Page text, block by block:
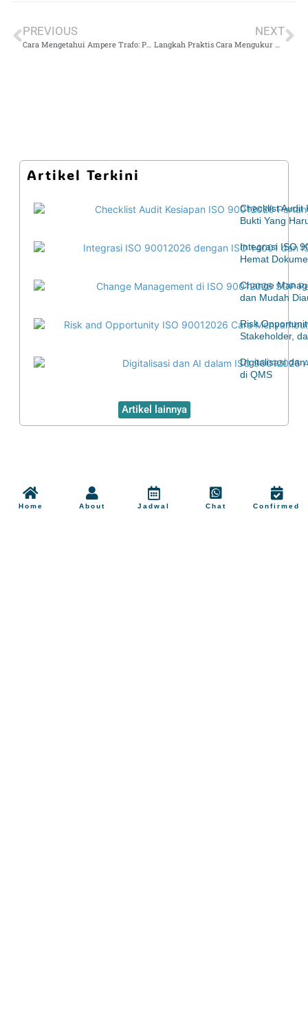
PREVIOUS
Cara Mengetahui Ampere Trafo: Perbandingan Alat Ukur Clamp Meter vs Multimeter
NEXT
Langkah Praktis Cara Mengukur Komponen Elektronika Dengan Multimeter Untuk Pemula: Checklist Praktis
Artikel Terkini
Checklist Audit
Bukti Yang
Integrasi ISO
Hemat
Change
dan Mudah
Risk
Stakeholder,
Digitalisasi
di QMS
Artikel lainnya
Home About Jadwal Chat Confirmed